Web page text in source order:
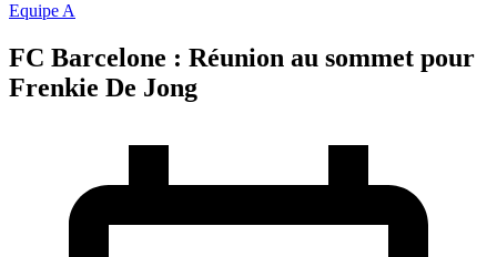
Equipe A
FC Barcelone : Réunion au sommet pour
Frenkie De Jong